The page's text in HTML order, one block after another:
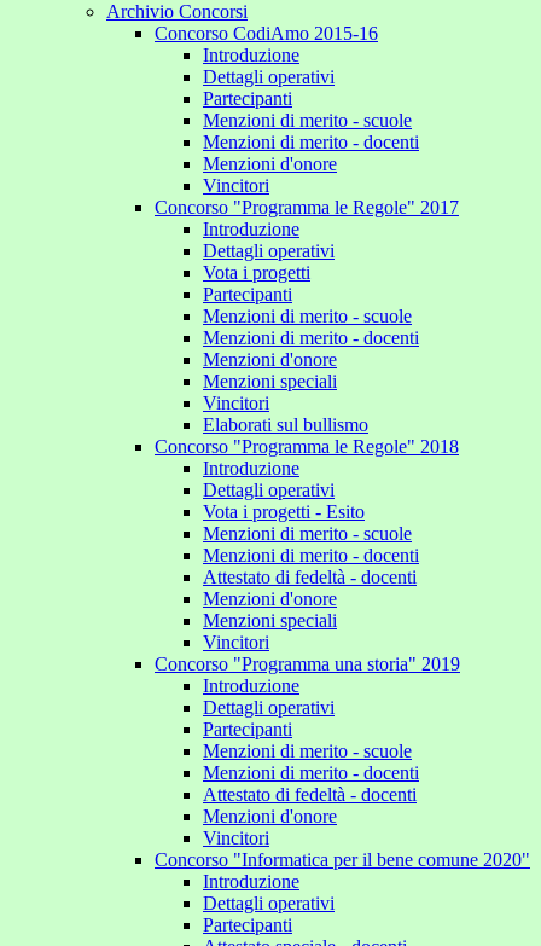
Archivio Concorsi
Concorso CodiAmo 2015-16
Introduzione
Dettagli operativi
Partecipanti
Menzioni di merito - scuole
Menzioni di merito - docenti
Menzioni d'onore
Vincitori
Concorso "Programma le Regole" 2017
Introduzione
Dettagli operativi
Vota i progetti
Partecipanti
Menzioni di merito - scuole
Menzioni di merito - docenti
Menzioni d'onore
Menzioni speciali
Vincitori
Elaborati sul bullismo
Concorso "Programma le Regole" 2018
Introduzione
Dettagli operativi
Vota i progetti - Esito
Menzioni di merito - scuole
Menzioni di merito - docenti
Attestato di fedeltà - docenti
Menzioni d'onore
Menzioni speciali
Vincitori
Concorso "Programma una storia" 2019
Introduzione
Dettagli operativi
Partecipanti
Menzioni di merito - scuole
Menzioni di merito - docenti
Attestato di fedeltà - docenti
Menzioni d'onore
Vincitori
Concorso "Informatica per il bene comune 2020"
Introduzione
Dettagli operativi
Partecipanti